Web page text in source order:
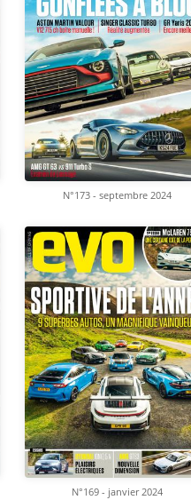
N°173 - septembre 2024
N°169 - janvier 2024